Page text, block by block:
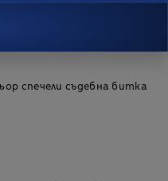
спечели съдебна битка